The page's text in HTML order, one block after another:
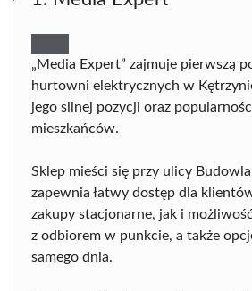
„Media Expert” zajmuje pierwszą
hurtowni elektrycznych w
jego silnej pozycji oraz
mieszkańców.
Sklep mieści się przy ulicy
zapewnia łatwy dostęp dla
zakupy stacjonarne, jak i
z odbiorem w punkcie, a także
samego dnia.